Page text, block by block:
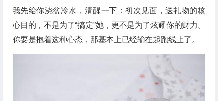
我先给你浇盆冷水，清醒一下：初次见面，送礼物的核
心目的，不是为了“搞定”她，更不是为了炫耀你的财力。
你要是抱着这种心态，那基本上已经输在起跑线上了。